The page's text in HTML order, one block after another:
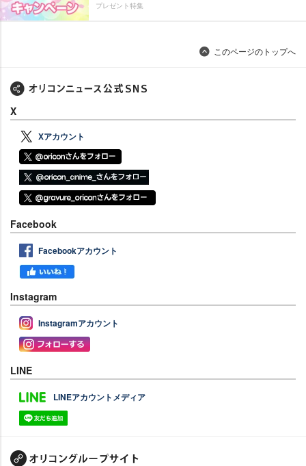
プレゼント特集
このページのトップへ
X
Xアカウント
Facebook
Facebookアカウント
Instagram
Instagramアカウント
LINE
LINEアカウントメディア